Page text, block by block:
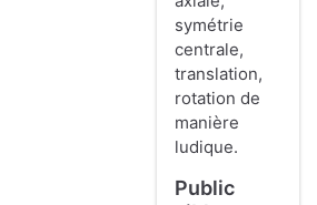
symétrie
centrale,
translation,
rotation de
manière
ludique.
Public